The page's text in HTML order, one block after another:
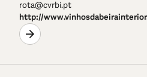
rota@cvrbi.pt
http://